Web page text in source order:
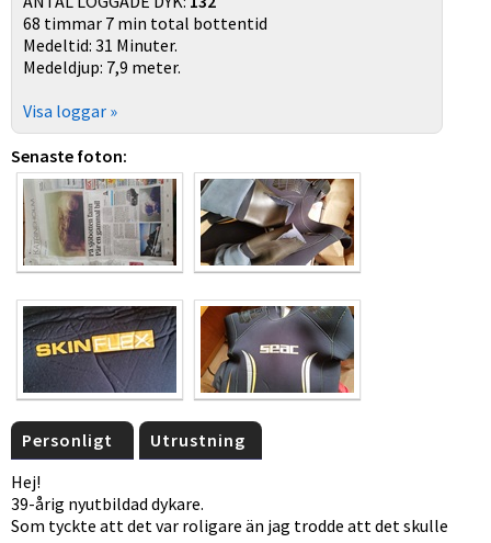
68 timmar 7 min total bottentid
Medeltid: 31 Minuter.
Medeldjup: 7,9 meter.
Visa loggar »
Senaste foton:
Personligt
Utrustning
Hej!
39-årig nyutbildad dykare.
Som tyckte att det var roligare än jag trodde att det skulle